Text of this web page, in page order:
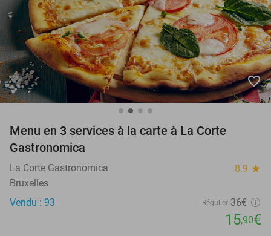
+ de 10 millions de membres
favorite_border
Menu en 3 services à la carte à La Corte
Gastronomica
La Corte Gastronomica 8.9 star
Bruxelles
Vendu : 93
Régulier 36€
15,90€